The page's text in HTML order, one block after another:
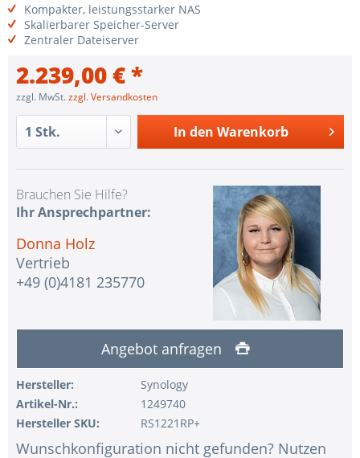
Kompakter, leistungsstarker NAS
Skalierbarer Speicher-Server
Zentraler Dateiserver
2.239,00 € *
zzgl. MwSt.zzgl. Versandkosten
In den Warenkorb
Brauchen Sie Hilfe?
Ihr Ansprechpartner:
Donna Holz
Vertrieb
+49 (0)4181 235770
Angebot anfragen
Hersteller:
Synology
Artikel-Nr.:
1249740
Hersteller SKU:
RS1221RP+
Wunschkonfiguration nicht gefunden? Nutzen